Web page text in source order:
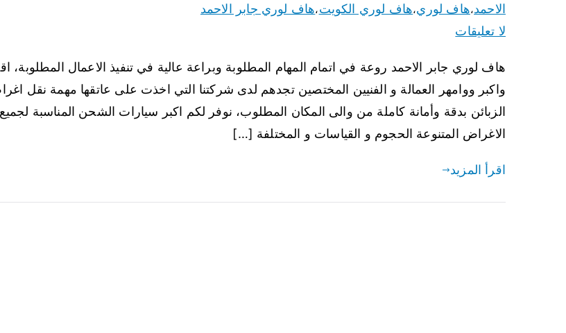
الاحمد،هاف لوري،هاف لوري الكويت،هاف لوري جابر الاحمد
لا تعليقات
هاف لوري جابر الاحمد روعة في اتمام المهام المطلوبة وبراعة عالية في تنفيذ الاعمال المطلوبة،
واكبر ووامهر العمالة و الفنيين المختصين تجدهم لدى شركتنا التي اخذت على عاتقها مهمة نقل
الزبائن بدقة وأمانة كاملة من والى المكان المطلوب، نوفر لكم اكبر سيارات الشحن المناسبة لجميع
الاغراض المتنوعة الحجوم و القياسات و المختلفة […]
اقرأ المزيد